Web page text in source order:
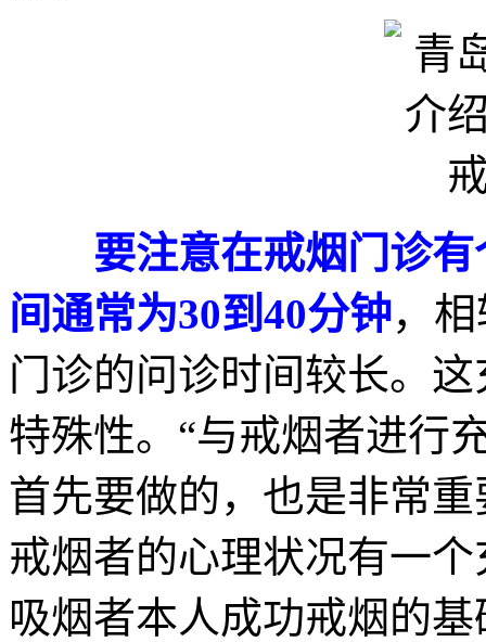
要注意在戒烟门诊
间通常为30到40分钟，
门诊的问诊时间较长。
特殊性。“与戒烟者进行
首先要做的，也是非常
戒烟者的心理状况有一
吸烟者本人成功戒烟的